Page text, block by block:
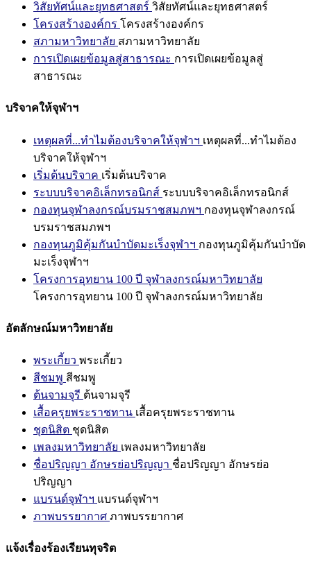
วิสัยทัศน์และยุทธศาสตร์ วิสัยทัศน์และยุทธศาสตร์
โครงสร้างองค์กร โครงสร้างองค์กร
สภามหาวิทยาลัย สภามหาวิทยาลัย
การเปิดเผยข้อมูลสู่สาธารณะ การเปิดเผยข้อมูลสู่
สาธารณะ
บริจาคให้จุฬาฯ
เหตุผลที่...ทำไมต้องบริจาคให้จุฬาฯ เหตุผลที่...ทำไมต้อง
บริจาคให้จุฬาฯ
เริ่มต้นบริจาค เริ่มต้นบริจาค
ระบบบริจาคอิเล็กทรอนิกส์ ระบบบริจาคอิเล็กทรอนิกส์
กองทุนจุฬาลงกรณ์บรมราชสมภพฯ กองทุนจุฬาลงกรณ์
บรมราชสมภพฯ
กองทุนภูมิคุ้มกันบำบัดมะเร็งจุฬาฯ กองทุนภูมิคุ้มกันบำบัด
มะเร็งจุฬาฯ
โครงการอุทยาน 100 ปี จุฬาลงกรณ์มหาวิทยาลัย
โครงการอุทยาน 100 ปี จุฬาลงกรณ์มหาวิทยาลัย
อัตลักษณ์มหาวิทยาลัย
พระเกี้ยว พระเกี้ยว
สีชมพู สีชมพู
ต้นจามจุรี ต้นจามจุรี
เสื้อครุยพระราชทาน เสื้อครุยพระราชทาน
ชุดนิสิต ชุดนิสิต
เพลงมหาวิทยาลัย เพลงมหาวิทยาลัย
ชื่อปริญญา อักษรย่อปริญญา ชื่อปริญญา อักษรย่อ
ปริญญา
แบรนด์จุฬาฯ แบรนด์จุฬาฯ
ภาพบรรยากาศ ภาพบรรยากาศ
แจ้งเรื่องร้องเรียนทุจริต